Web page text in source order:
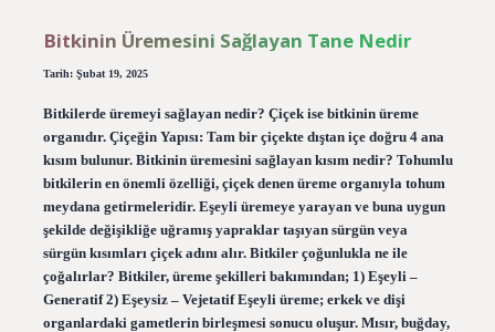
Bitkinin Üremesini Sağlayan Tane Nedir
Tarih: Şubat 19, 2025
Bitkilerde üremeyi sağlayan nedir? Çiçek ise bitkinin üreme
organıdır. Çiçeğin Yapısı: Tam bir çiçekte dıştan içe doğru 4 ana
kısım bulunur. Bitkinin üremesini sağlayan kısım nedir? Tohumlu
bitkilerin en önemli özelliği, çiçek denen üreme organıyla tohum
meydana getirmeleridir. Eşeyli üremeye yarayan ve buna uygun
şekilde değişikliğe uğramış yapraklar taşıyan sürgün veya
sürgün kısımları çiçek adını alır. Bitkiler çoğunlukla ne ile
çoğalırlar? Bitkiler, üreme şekilleri bakımından; 1) Eşeyli –
Generatif 2) Eşeysiz – Vejetatif Eşeyli üreme; erkek ve dişi
organlardaki gametlerin birleşmesi sonucu oluşur. Mısır, buğday,